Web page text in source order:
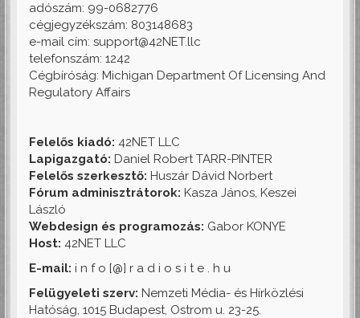
adószám: 99-0682776
cégjegyzékszám: 803148683
e-mail cím: support@42NET.llc
telefonszám: 1242
Cégbíróság: Michigan Department Of Licensing And
Regulatory Affairs
Felelős kiadó: 42NET LLC
Lapigazgató: Daniel Robert TARR-PINTER
Felelős szerkesztő: Huszár Dávid Norbert
Fórum adminisztrátorok: Kasza János, Keszei
László
Webdesign és programozás: Gabor KONYE
Host: 42NET LLC
E-mail: i n f o [@] r a d i o s i t e . h u
Felügyeleti szerv: Nemzeti Média- és Hírközlési
Hatóság, 1015 Budapest, Ostrom u. 23-25.